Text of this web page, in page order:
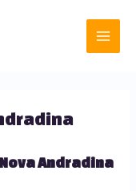
Main
Andradina